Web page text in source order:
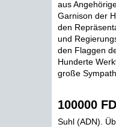
aus
Garnison der
den
und
den Flaggen
Hunderte
große
100000
Suhl (ADN).